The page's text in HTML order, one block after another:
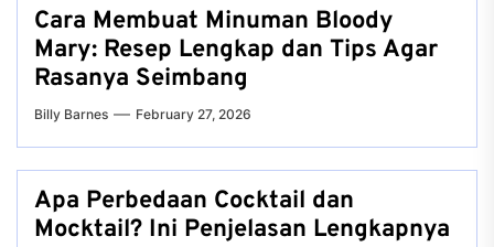
Cara Membuat Minuman Bloody
Mary: Resep Lengkap dan Tips Agar
Rasanya Seimbang
Billy Barnes February 27, 2026
Apa Perbedaan Cocktail dan
Mocktail? Ini Penjelasan Lengkapnya